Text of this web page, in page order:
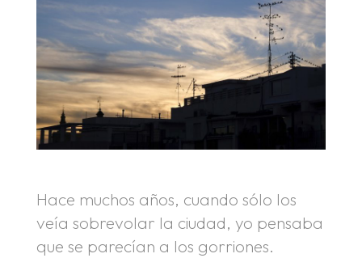
Hace muchos años, cuando sólo los
veía sobrevolar la ciudad, yo pensaba
que se parecían a los gorriones.